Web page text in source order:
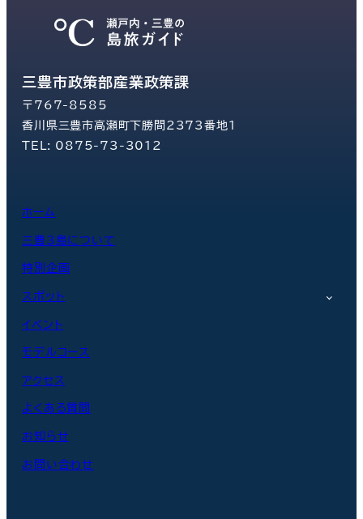
三豊市政策部産業政策課
〒767-8585
香川県三豊市高瀬町下勝間2373番地1
TEL: 0875-73-3012
ホーム
三豊3島について
特別企画
スポット
イベント
モデルコース
アクセス
よくある質問
お知らせ
お問い合わせ